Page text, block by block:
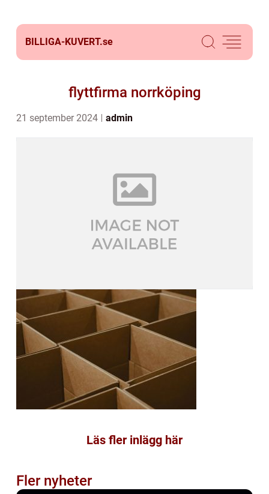
BILLIGA-KUVERT.se
flyttfirma norrköping
21 september 2024 admin
Läs fler inlägg här
Fler nyheter